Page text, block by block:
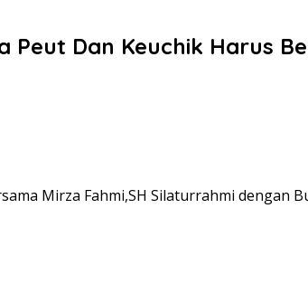
Peut Dan Keuchik Harus
Mirza Fahmi,SH Silaturrahmi dengan